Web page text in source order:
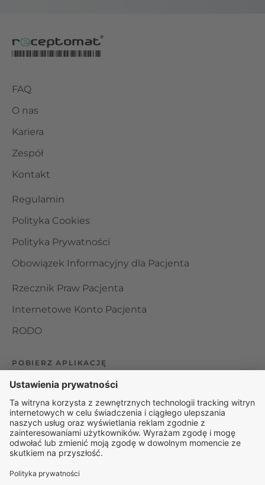
FAQ
O nas
Kariera
Zespół
Kontakt
Regulamin
Polityka Cookies
Polityka Prywatności
Obowiązek Informacyjny dla Pacjenta
Rzecznik Praw Pacjenta
Internetowe Konto Pacjenta
RODO
POBIERZ APLIKACJĘ
Organizator udzielania świadczeń telemedycznych jest
podmiotem leczniczym w rozumieniu ustawy z dnia 15
kwietnia 2011 roku o działalności leczniczej, wpisanym do
rejestru podmiotów wykonujących działalność leczniczą pod
numerem: 000000229172.